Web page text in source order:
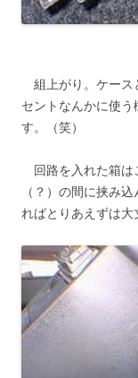
組上がり。ケース
セントなんかに使
す。（笑）
回路を入れた箱は
（？）の間に挟み
ればとりあえずは大